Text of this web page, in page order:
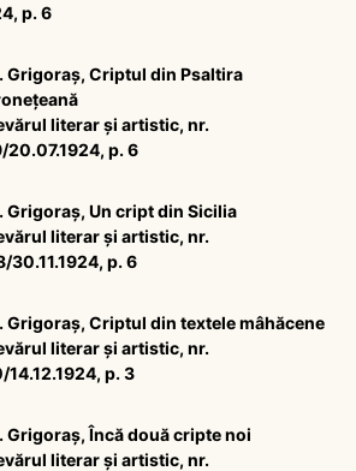
p. 6
Grigoraș, Criptul din Psaltira
literar și artistic, nr.
20.07.1924, p. 6
Grigoraș, Un cript din Sicilia
literar și artistic, nr.
30.11.1924, p. 6
Grigoraș, Criptul din textele mâhăcene
literar și artistic, nr.
14.12.1924, p. 3
Grigoraș, Încă două cripte noi
literar și artistic, nr.